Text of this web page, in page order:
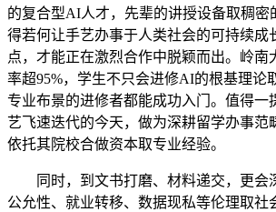
的复合型AI人才，先辈的讲授设备取稠密
得若何让手艺办事于人类社会的可持续成
点，才能正在激烈合作中脱颖而出。岭南
率超95%，学生不只会进修AI的根基理论
专业布景的进修者都能成功入门。值得一
艺飞速迭代的今天，做为深耕留学办事范
依托其院校合做资本取专业经验。
同时，到文书打磨、材料递交，更会
公允性、就业转移、数据现私等伦理取社